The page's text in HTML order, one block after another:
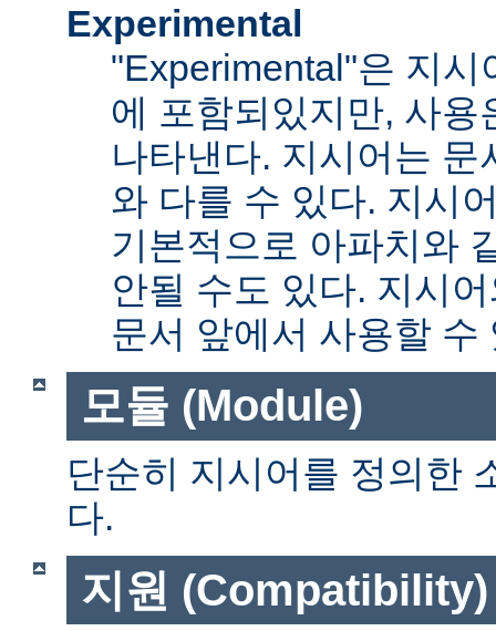
Experimental
"Experimental"은 지시
에 포함되있지만, 사용
나타낸다. 지시어는
와 다를 수 있다. 지시
기본적으로 아파치와
안될 수도 있다. 지시
문서 앞에서 사용할 수
모듈 (Module)
단순히 지시어를 정의한
다.
지원 (Compatibility)